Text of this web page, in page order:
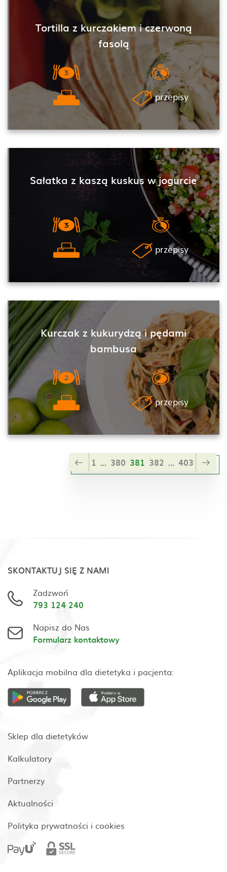
Tortilla z kurczakiem i czerwoną
fasolą
przepisy
Sałatka z kaszą kuskus w jogurcie
przepisy
Kurczak z kukurydzą i pędami
bambusa
przepisy
1 ... 380 381 382 ... 403
SKONTAKTUJ SIĘ Z NAMI
Zadzwoń
793 124 240
Napisz do Nas
Formularz kontaktowy
Aplikacja mobilna dla dietetyka i pacjenta:
Sklep dla dietetyków
Kalkulatory
Partnerzy
Aktualności
Polityka prywatności i cookies